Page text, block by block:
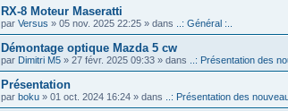
RX-8 Moteur Maseratti
par Versus » 05 nov. 2025 22:25 » dans ..: Général :..
Démontage optique Mazda 5 cw
par Dimitri M5 » 27 févr. 2025 09:33 » dans ..: Présentation des
Présentation
par boku » 01 oct. 2024 16:24 » dans ..: Présentation des